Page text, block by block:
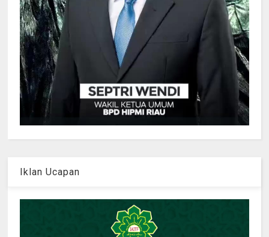
Iklan Ucapan